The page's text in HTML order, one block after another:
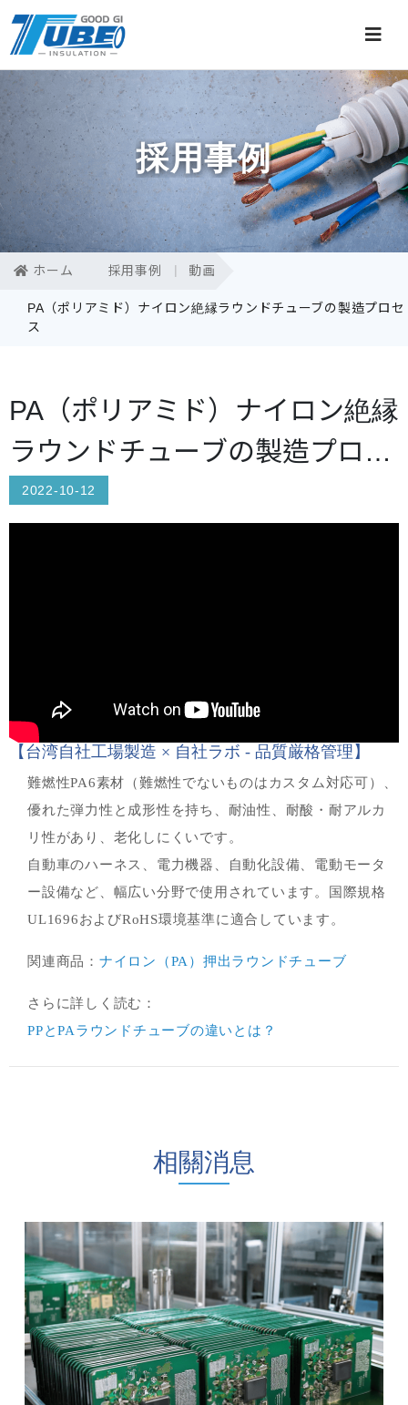
採用事例
ホーム 採用事例 動画
PA（ポリアミド）ナイロン絶縁ラウンドチューブの製造プロセ
ス
PA（ポリアミド）ナイロン絶縁
ラウンドチューブの製造プロセ
ス
2022-10-12
【台湾自社工場製造 × 自社ラボ - 品質厳格管理】
難燃性PA6素材（難燃性でないものはカスタム対応可）、
優れた弾力性と成形性を持ち、耐油性、耐酸・耐アルカ
リ性があり、老化しにくいです。
自動車のハーネス、電力機器、自動化設備、電動モータ
ー設備など、幅広い分野で使用されています。国際規格
UL1696およびRoHS環境基準に適合しています。
関連商品： ナイロン（PA）押出ラウンドチューブ
さらに詳しく読む：
PPとPAラウンドチューブの違いとは？
相關消息